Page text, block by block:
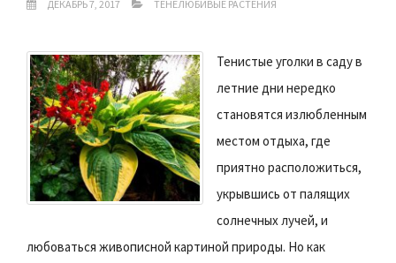
ДЕКАБРЬ 7, 2017 ТЕНЕЛЮБИВЫЕ РАСТЕНИЯ
Тенистые уголки в саду в
летние дни нередко
становятся излюбленным
местом отдыха, где
приятно расположиться,
укрывшись от палящих
солнечных лучей, и
любоваться живописной картиной природы. Но как